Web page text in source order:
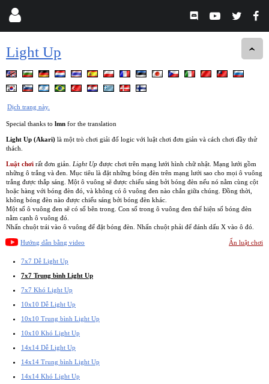
Light Up
Dịch trang này.
Special thanks to lmn for the translation
Light Up (Akari) là một trò chơi giải đố logic với luật chơi đơn giản và cách chơi đầy thử
thách.
Luật chơi rất đơn giản. Light Up được chơi trên mạng lưới hình chữ nhật. Mạng lưới gồm
những ô trắng và đen. Mục tiêu là đặt những bóng đèn trên mạng lưới sao cho mọi ô vuông
trắng được thắp sáng. Một ô vuông sẽ được chiếu sáng bởi bóng đèn nếu nó nằm cùng cột
hoặc hàng với bóng đèn đó, và không có ô vuông đen nào chắn giữa chúng. Đồng thời,
không bóng đèn nào được chiếu sáng bởi bóng đèn khác.
Một số ô vuông đen sẽ có số bên trong. Con số trong ô vuông đen thể hiện số bóng đèn
nằm cạnh ô vuông đó.
Nhấn chuột trái vào ô vuông để đặt bóng đèn. Nhấn chuột phải để đánh dấu X vào ô đó.
Hướng dẫn bằng video Ẩn luật chơi
7x7 Dễ Light Up
7x7 Trung bình Light Up
7x7 Khó Light Up
10x10 Dễ Light Up
10x10 Trung bình Light Up
10x10 Khó Light Up
14x14 Dễ Light Up
14x14 Trung bình Light Up
14x14 Khó Light Up